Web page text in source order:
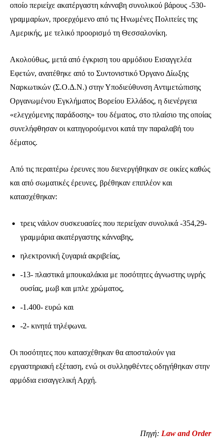
Ενταχθείτε στην κοινότητα των
συνδρομητών μας και γίνετε μέρος της
συζήτησης.
Για να εγγραφείτε, απλά εισάγετε τη διεύθυνση email σας στην ιστοσελίδα
μας ή πατάτε το κουμπί Εγγραφή. Μην ανησυχείτε, τα στοιχεία σας είναι
οποίο περιείχε ακατέργαστη κάνναβη συνολικού βάρους -530-
γραμμαρίων, προερχόμενο από τις Ηνωμένες Πολιτείες της
Αμερικής, με τελικό προορισμό τη Θεσσαλονίκη.
Ακολούθως, μετά από έγκριση του αρμόδιου Εισαγγελέα
Εφετών, ανατέθηκε από το Συντονιστικό Όργανο Δίωξης
Ναρκωτικών (Σ.Ο.Δ.Ν.) στην Υποδιεύθυνση Αντιμετώπισης
Οργανωμένου Εγκλήματος Βορείου Ελλάδος, η διενέργεια
«ελεγχόμενης παράδοσης» του δέματος, στο πλαίσιο της οποίας
συνελήφθησαν οι κατηγορούμενοι κατά την παραλαβή του
δέματος.
Από τις περαιτέρω έρευνες που διενεργήθηκαν σε οικίες καθώς
και από σωματικές έρευνες, βρέθηκαν επιπλέον και
κατασχέθηκαν:
τρεις νάιλον συσκευασίες που περιείχαν συνολικά -354,29-
γραμμάρια ακατέργαστης κάνναβης,
ηλεκτρονική ζυγαριά ακριβείας,
-13- πλαστικά μπουκαλάκια με ποσότητες άγνωστης υγρής
ουσίας, μωβ και μπλε χρώματος,
-1.400- ευρώ και
-2- κινητά τηλέφωνα.
Οι ποσότητες που κατασχέθηκαν θα αποσταλούν για
εργαστηριακή εξέταση, ενώ οι συλληφθέντες οδηγήθηκαν στην
αρμόδια εισαγγελική Αρχή.
Πηγή: Law and Order